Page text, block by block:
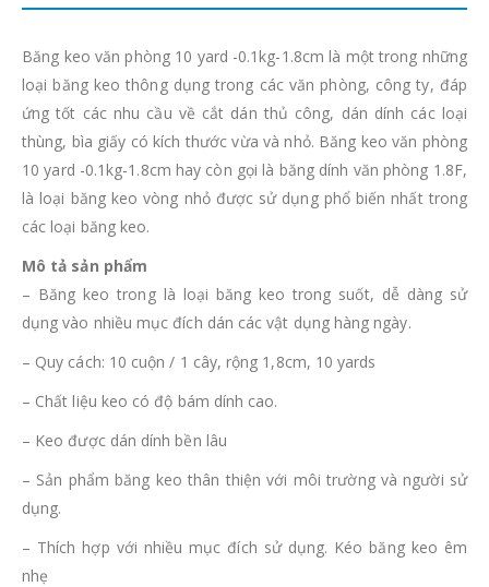
Băng keo văn phòng 10 yard -0.1kg-1.8cm là một trong những
loại băng keo thông dụng trong các văn phòng, công ty, đáp
ứng tốt các nhu cầu về cắt dán thủ công, dán dính các loại
thùng, bìa giấy có kích thước vừa và nhỏ. Băng keo văn phòng
10 yard -0.1kg-1.8cm hay còn gọi là băng dính văn phòng 1.8F,
là loại băng keo vòng nhỏ được sử dụng phổ biến nhất trong
các loại băng keo.
Mô tả sản phẩm
– Băng keo trong là loại băng keo trong suốt, dễ dàng sử
dụng vào nhiều mục đích dán các vật dụng hàng ngày.
– Quy cách: 10 cuộn / 1 cây, rộng 1,8cm, 10 yards
– Chất liệu keo có độ bám dính cao.
– Keo được dán dính bền lâu
– Sản phẩm băng keo thân thiện với môi trường và người sử
dụng.
– Thích hợp với nhiều mục đích sử dụng. Kéo băng keo êm
nhẹ